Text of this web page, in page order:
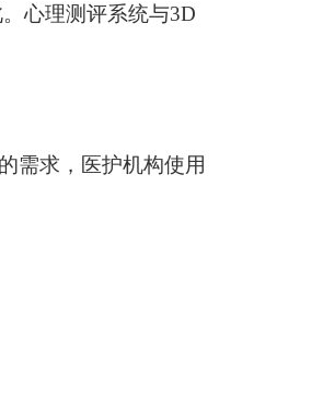
心理测评系统与3D
需求，医护机构使用